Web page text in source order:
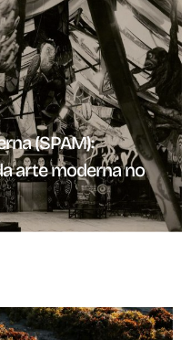
(SPAM):
arte moderna no